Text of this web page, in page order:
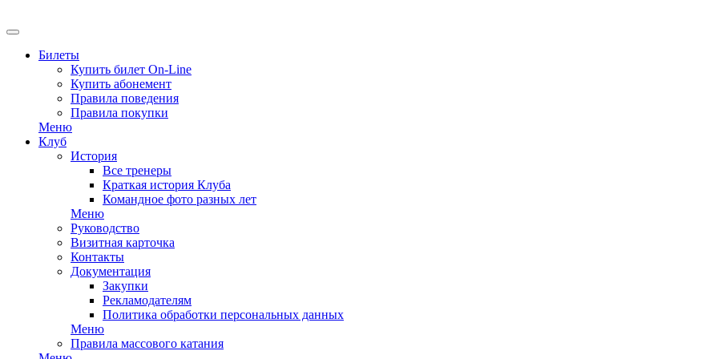
Билеты
Купить билет On-Line
Купить абонемент
Правила поведения
Правила покупки
Меню
Клуб
История
Все тренеры
Краткая история Клуба
Командное фото разных лет
Меню
Руководство
Визитная карточка
Контакты
Документация
Закупки
Рекламодателям
Политика обработки персональных данных
Меню
Правила массового катания